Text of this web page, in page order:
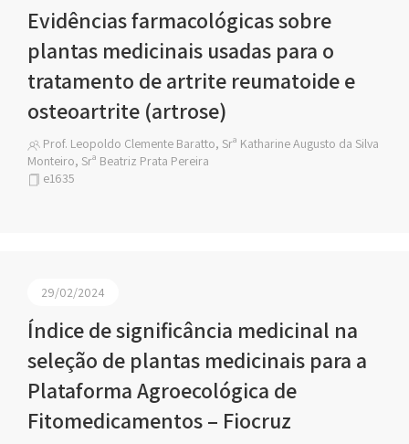
Evidências farmacológicas sobre
plantas medicinais usadas para o
tratamento de artrite reumatoide e
osteoartrite (artrose)
Prof. Leopoldo Clemente Baratto, Srª Katharine Augusto da Silva
Monteiro, Srª Beatriz Prata Pereira
e1635
29/02/2024
Índice de significância medicinal na
seleção de plantas medicinais para a
Plataforma Agroecológica de
Fitomedicamentos – Fiocruz